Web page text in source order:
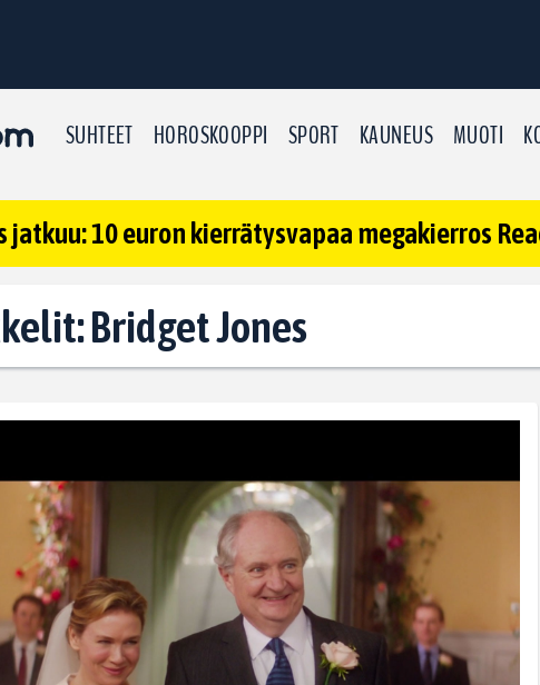
SUHTEET HOROSKOOPPI SPORT KAUNEUS MUOTI
10 euron kierrätysvapaa megakierros
Bridget Jones